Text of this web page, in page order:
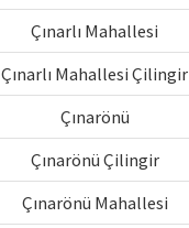
Çınarlı Mahallesi
Çınarlı Mahallesi Çilingir
Çınarönü
Çınarönü Çilingir
Çınarönü Mahallesi